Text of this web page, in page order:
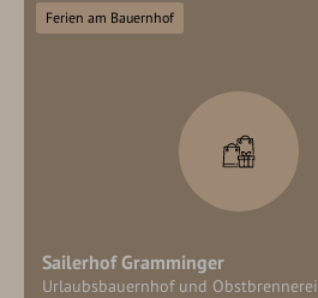
Sailerhof Gramminger
Urlaubsbauernhof und Obstbrennerei
Ferien am Bauernhof